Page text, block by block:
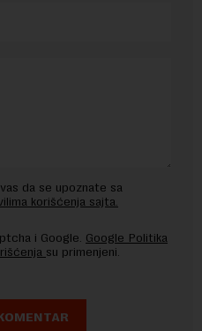
da se upoznate sa
korišćenja sajta.
i Google. Google Politika
su primenjeni.